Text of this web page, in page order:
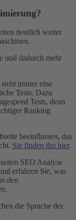
deutlich weiter
und dadurch mehr
immer eine
Tests. Dazu
Tests, denn
Ranking
beeinflussen, das
Sie finden ihn hier.
SEO Analyse
erfahren Sie, was
den
die Sprache der